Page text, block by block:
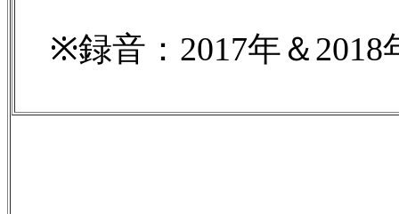
※録音：2017年＆2018